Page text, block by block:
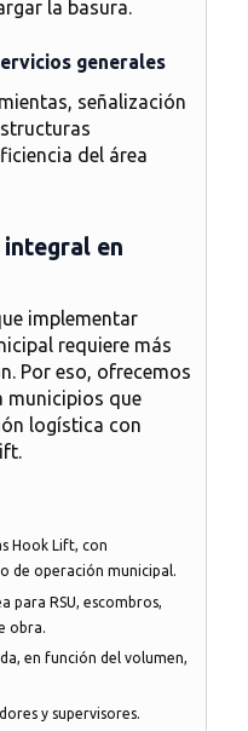
la basura.
generales
señalización
del área
en
implementar
requiere más
Por eso, ofrecemos
municipios que
logística con
.
Hook Lift, con
de operación municipal.
para RSU, escombros,
obra.
, en función del volumen,
y supervisores.